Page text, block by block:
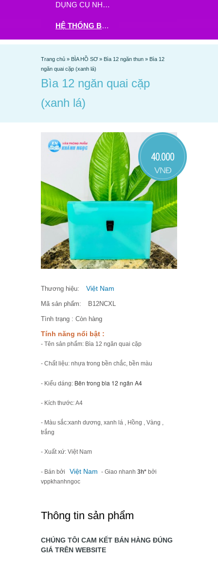
DỤNG CỤ NHÀ BẾP
HỆ THỐNG BHX - TGDĐ ĐẶT HÀNG TẠI ĐÂY
Trang chủ » BÌA HỒ SƠ » Bìa 12 ngăn thun » Bìa 12
ngăn quai cặp (xanh lá)
Bìa 12 ngăn quai cặp
(xanh lá)
40.000
VNĐ
Thương hiệu: Việt Nam
Mã sản phẩm: B12NCXL
Tình trạng : Còn hàng
Tính năng nổi bật :
- Tên sản phẩm: Bìa 12 ngăn quai cặp
- Chất liệu: nhựa trong bền chắc, bền màu
- Kiểu dáng: Bên trong bìa 12 ngăn A4
- Kích thước: A4
- Màu sắc:xanh dương, xanh lá , Hồng , Vàng ,
trắng
- Xuất xứ: Việt Nam
- Bán bởi Việt Nam - Giao nhanh 3h* bởi
vppkhanhngoc
Thông tin sản phẩm
CHÚNG TÔI CAM KẾT BÁN HÀNG ĐÚNG
GIÁ TRÊN WEBSITE